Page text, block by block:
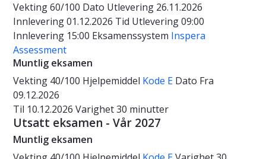
Vekting60/100 Dato Utlevering 26.11.2026
Innlevering 01.12.2026 Tid Utlevering 09:00
Innlevering 15:00 Eksamenssystem Inspera
Assessment
Muntlig eksamen
Vekting 40/100 Hjelpemiddel Kode E Dato Fra
09.12.2026
Til 10.12.2026 Varighet30 minutter
Utsatt eksamen - Vår 2027
Muntlig eksamen